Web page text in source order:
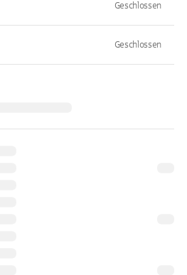
Geschlossen
Geschlossen